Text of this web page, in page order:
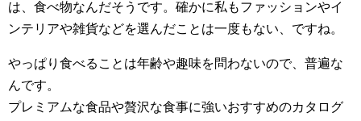
は、食べ物なんだそうです。確かに私もファッションやイ
ンテリアや雑貨などを選んだことは一度もない、ですね。
やっぱり食べることは年齢や趣味を問わないので、普遍な
んです。
プレミアムな食品や贅沢な食事に強いおすすめのカタログ